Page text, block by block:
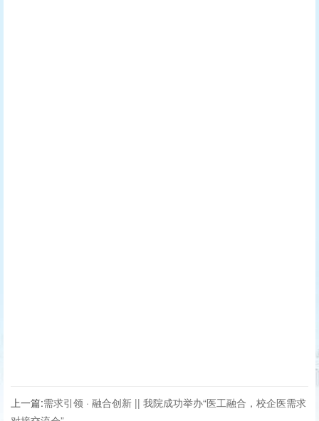
上一篇:需求引领 · 融合创新 || 我院成功举办“医工融合，校企医需求